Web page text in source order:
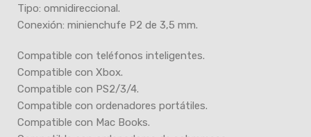
Tipo: omnidireccional.
Conexión: minienchufe P2 de 3,5 mm.
Compatible con teléfonos inteligentes.
Compatible con Xbox.
Compatible con PS2/3/4.
Compatible con ordenadores portátiles.
Compatible con Mac Books.